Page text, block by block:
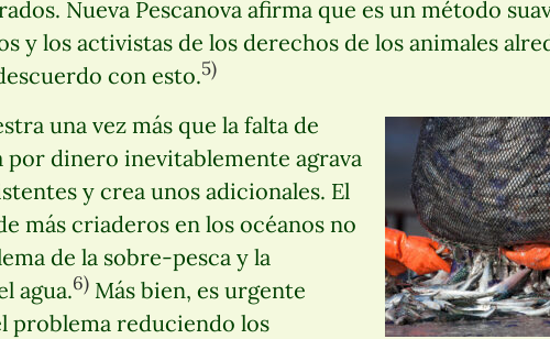
Nueva Pescanova afirma que es un método
y los activistas de los derechos de los animales
con esto.5)
una vez más que la falta de
por dinero inevitablemente agrava
y crea unos adicionales. El
más criaderos en los océanos no
de la sobre-pesca y la
agua.6) Más bien, es urgente
problema reduciendo los